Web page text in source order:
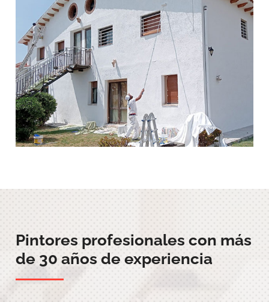
Pintores profesionales con más
de 30 años de experiencia